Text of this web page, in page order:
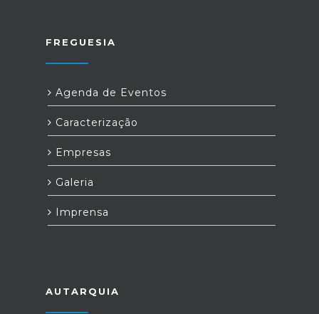
FREGUESIA
Agenda de Eventos
Caracterização
Empresas
Galeria
Imprensa
AUTARQUIA